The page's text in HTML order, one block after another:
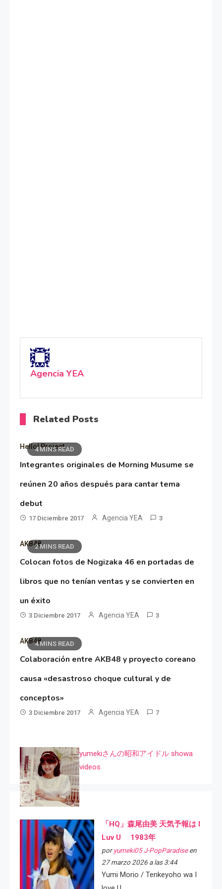
Agencia YEA
Related Posts
4 MINS READ
Hello! Project
Integrantes originales de Morning Musume se
reúnen 20 años después para cantar tema
debut
17 Diciembre 2017 Agencia YEA 3
2 MINS READ
AKB48
Colocan fotos de Nogizaka 46 en portadas de
libros que no tenían ventas y se convierten en
un éxito
3 Diciembre 2017 Agencia YEA 3
4 MINS READ
AKB48
Colaboración entre AKB48 y proyecto coreano
causa «desastroso choque cultural y de
conceptos»
3 Diciembre 2017 Agencia YEA 7
yumekiさんの昭和アイドル showa
videos
「HQ」森尾由美 天気予報は I
Luv U 1983年
por yumeki05 J-PopParadiseen
27 marzo 2026 a las 3:44
Yumi Morio / Tenkeyoho wa I